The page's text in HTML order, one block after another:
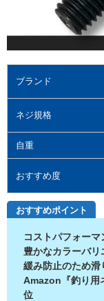
ブランド
ネジ規格
自重
おすすめ度
おすすめポイント
コストパフォー
豊かなカラーバリ
緩み防止のため滑
Amazon『釣り用
位